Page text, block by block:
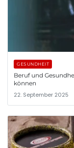
GESUNDHEIT
Beruf und
können
22. September 2025